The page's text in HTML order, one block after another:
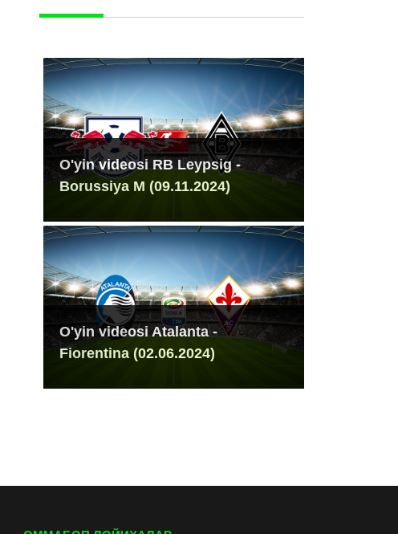
O'yin videosi RB Leypsig -
Borussiya M (09.11.2024)
O'yin videosi Atalanta -
Fiorentina (02.06.2024)